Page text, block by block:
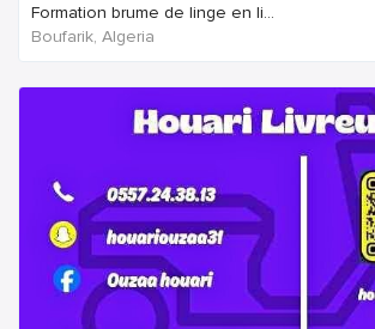
Formation brume de linge en li...
Boufarik, Algeria